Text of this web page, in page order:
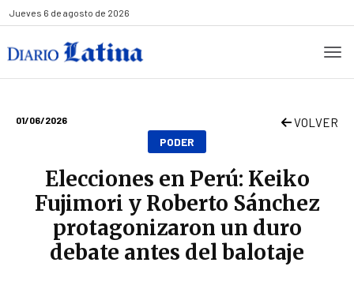
Jueves 6 de agosto de 2026
01/06/2026 VOLVER
PODER
Elecciones en Perú: Keiko
Fujimori y Roberto Sánchez
protagonizaron un duro
debate antes del balotaje